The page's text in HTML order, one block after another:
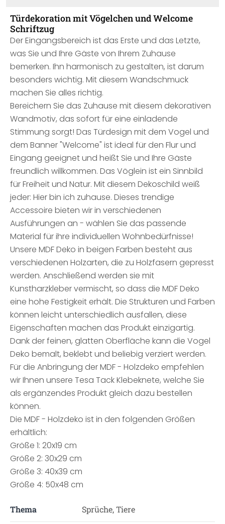
Türdekoration mit Vögelchen und Welcome
Schriftzug
Der Eingangsbereich ist das Erste und das Letzte,
was Sie und Ihre Gäste von Ihrem Zuhause
bemerken. Ihn harmonisch zu gestalten, ist darum
besonders wichtig. Mit diesem Wandschmuck
machen Sie alles richtig.
Bereichern Sie das Zuhause mit diesem dekorativen
Wandmotiv, das sofort für eine einladende
Stimmung sorgt! Das Türdesign mit dem Vogel und
dem Banner "Welcome" ist ideal für den Flur und
Eingang geeignet und heißt Sie und Ihre Gäste
freundlich willkommen. Das Vöglein ist ein Sinnbild
für Freiheit und Natur. Mit diesem Dekoschild weiß
jeder: Hier bin ich zuhause. Dieses trendige
Accessoire bieten wir in verschiedenen
Ausführungen an - wählen Sie das passende
Material für ihre individuellen Wohnbedürfnisse!
Unsere MDF Deko in beigen Farben besteht aus
verschiedenen Holzarten, die zu Holzfasern gepresst
werden. Anschließend werden sie mit
Kunstharzkleber vermischt, so dass die MDF Deko
eine hohe Festigkeit erhält. Die Strukturen und Farben
können leicht unterschiedlich ausfallen, diese
Eigenschaften machen das Produkt einzigartig.
Dank der feinen, glatten Oberfläche kann die Vogel
Deko bemalt, beklebt und beliebig verziert werden.
Für die Anbringung der MDF - Holzdeko empfehlen
wir Ihnen unsere Tesa Tack Klebeknete, welche Sie
als ergänzendes Produkt gleich dazu bestellen
können.
Die MDF - Holzdeko ist in den folgenden Größen
erhältlich:
Größe 1: 20x19 cm
Größe 2: 30x29 cm
Größe 3: 40x39 cm
Größe 4: 50x48 cm
Thema Sprüche, Tiere